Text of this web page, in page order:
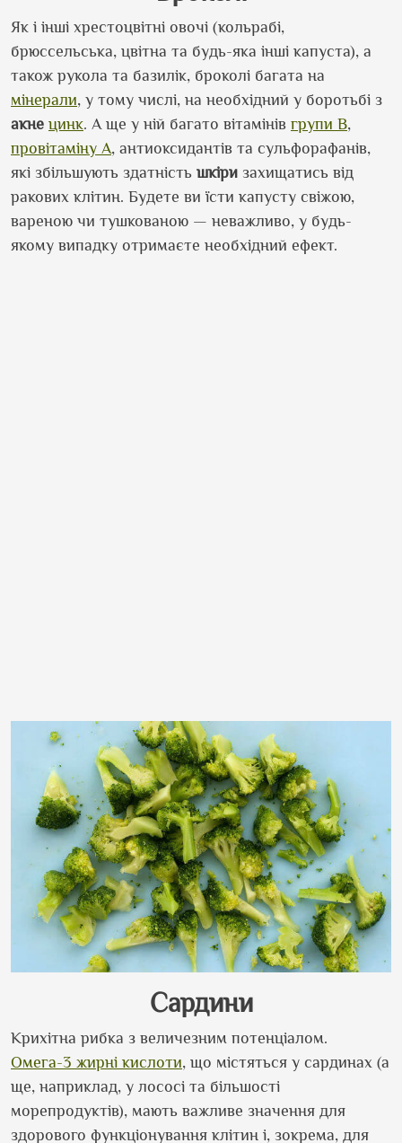
Як і інші хрестоцвітні овочі (кольрабі,
брюссельська, цвітна та будь-яка інші капуста), а
також рукола та базилік, броколі багата на
мінерали, у тому числі, на необхідний у боротьбі з
акне цинк. А ще у ній багато вітамінів групи В,
провітаміну А, антиоксидантів та сульфорафанів,
які збільшують здатність шкіри захищатись від
ракових клітин. Будете ви їсти капусту свіжою,
вареною чи тушкованою — неважливо, у будь-
якому випадку отримаєте необхідний ефект.
Сардини
Крихітна рибка з величезним потенціалом.
Омега-3 жирні кислоти, що містяться у сардинах (а
ще, наприклад, у лососі та більшості
морепродуктів), мають важливе значення для
здорового функціонування клітин і, зокрема, для